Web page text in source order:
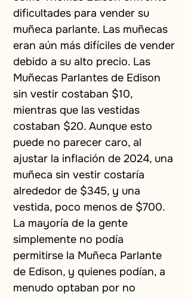
dificultades para vender su
muñeca parlante. Las muñecas
eran aún más difíciles de vender
debido a su alto precio. Las
Muñecas Parlantes de Edison
sin vestir costaban $10,
mientras que las vestidas
costaban $20. Aunque esto
puede no parecer caro, al
ajustar la inflación de 2024, una
muñeca sin vestir costaría
alrededor de $345, y una
vestida, poco menos de $700.
La mayoría de la gente
simplemente no podía
permitirse la Muñeca Parlante
de Edison, y quienes podían, a
menudo optaban por no